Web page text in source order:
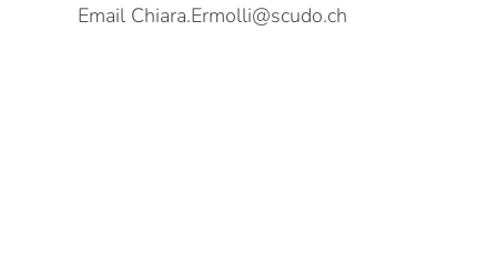
Email Chiara.Ermolli@scudo.ch